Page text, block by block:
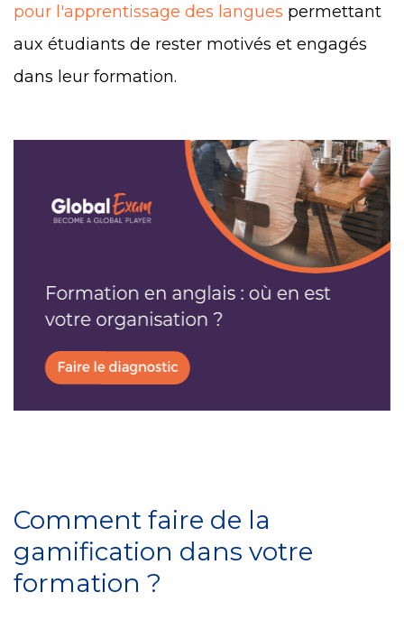
pour l'apprentissage des langues permettant
aux étudiants de rester motivés et engagés
dans leur formation.
Comment faire de la
gamification dans votre
formation ?